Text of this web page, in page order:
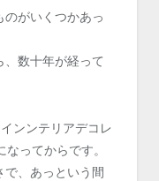
がいくつかあっ
数十年が経って
ンンテリアデコレ
ってからです。
で、あっという間